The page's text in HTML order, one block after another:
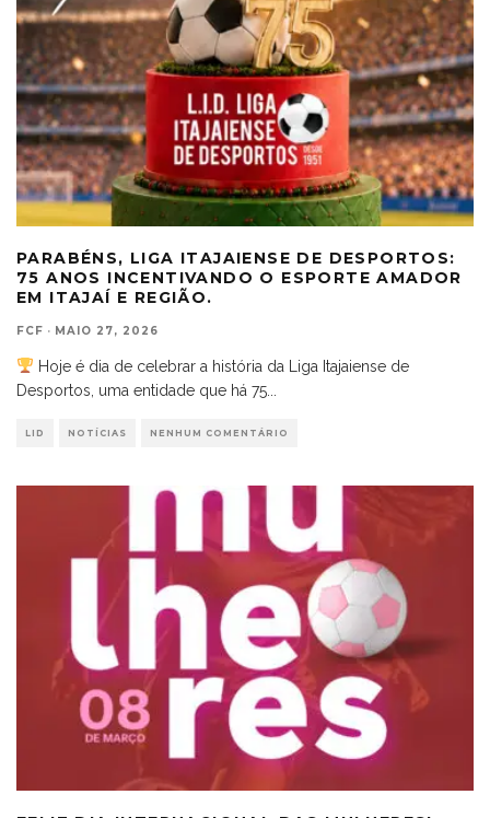
PARABÉNS, LIGA ITAJAIENSE DE DESPORTOS:
75 ANOS INCENTIVANDO O ESPORTE AMADOR
EM ITAJAÍ E REGIÃO.
FCF · MAIO 27, 2026
Hoje é dia de celebrar a história da Liga Itajaiense de
Desportos, uma entidade que há 75
LID NOTÍCIAS NENHUM COMENTÁRIO